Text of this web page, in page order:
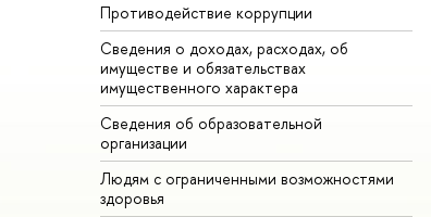
Противодействие коррупции
Сведения о доходах, расходах, об
имуществе и обязательствах
имущественного характера
Сведения об образовательной
организации
Людям с ограниченными возможностями
здоровья